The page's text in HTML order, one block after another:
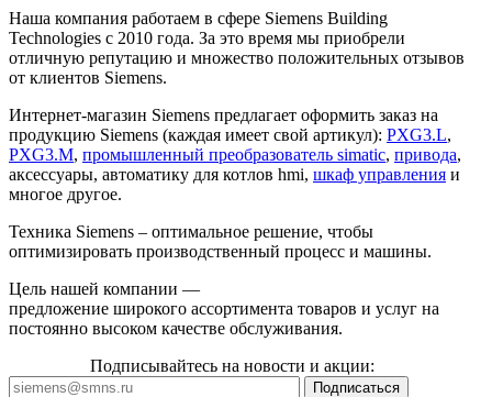
Наша компания работаем в сфере Siemens Building
Technologies с 2010 года. За это время мы приобрели
отличную репутацию и множество положительных отзывов
от клиентов Siemens.
Интернет-магазин Siemens предлагает оформить заказ на
продукцию Siemens (каждая имеет свой артикул): PXG3.L,
PXG3.M, промышленный преобразователь simatic, привода,
аксессуары, автоматику для котлов hmi, шкаф управления и
многое другое.
Техника Siemens – оптимальное решение, чтобы
оптимизировать производственный процесс и машины.
Цель нашей компании —
предложение широкого ассортимента товаров и услуг на
постоянно высоком качестве обслуживания.
Подписывайтесь на новости и акции: